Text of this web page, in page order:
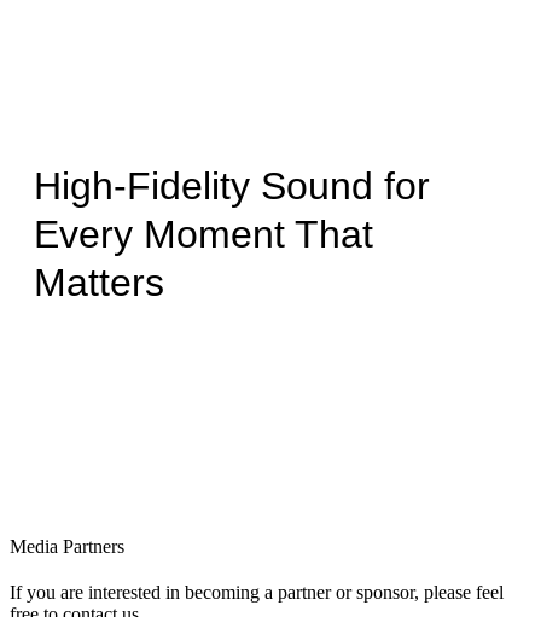
High-Fidelity Sound for
Every Moment That
Matters
Media Partners
If you are interested in becoming a partner or sponsor, please feel